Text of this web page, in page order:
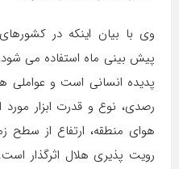
وی با بیان اینکه در
پیش بینی ماه استفاده می
پدیده انسانی است و
رصدی، نوع و قدرت ابزار مورد
هوای منطقه، ارتفاع از سطح
رویت پذیری هلال اثرگذار